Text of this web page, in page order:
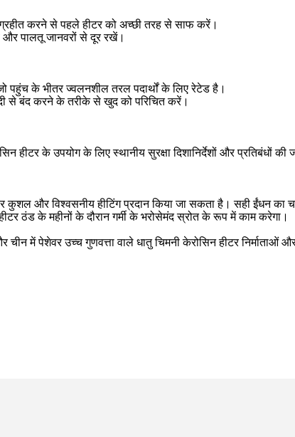
करने से पहले हीटर को अच्छी तरह से साफ करें।
और पालतू जानवरों से दूर रखें।
पहुंच के भीतर ज्वलनशील तरल पदार्थों के लिए रेटेड है।
से बंद करने के तरीके से खुद को परिचित करें।
के उपयोग के लिए स्थानीय सुरक्षा दिशानिर्देशों और प्रतिबंधों
कुशल और विश्वसनीय हीटिंग प्रदान किया जा सकता है। सही ईंधन का
ठंड के महीनों के दौरान गर्मी के भरोसेमंद स्रोत के रूप में काम करेगा।
चीन में पेशेवर उच्च गुणवत्ता वाले धातु चिमनी केरोसिन हीटर निर्माताओं